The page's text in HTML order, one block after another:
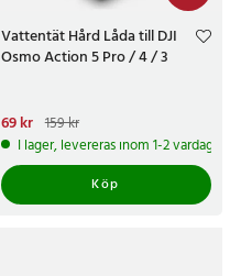
Vattentät Hård Låda till DJI
Osmo Action 5 Pro / 4 / 3
Nuvarande pris
pris:159 kr
69 kr 159 kr
I lager, levereras inom 1-2 vardagar
Köp